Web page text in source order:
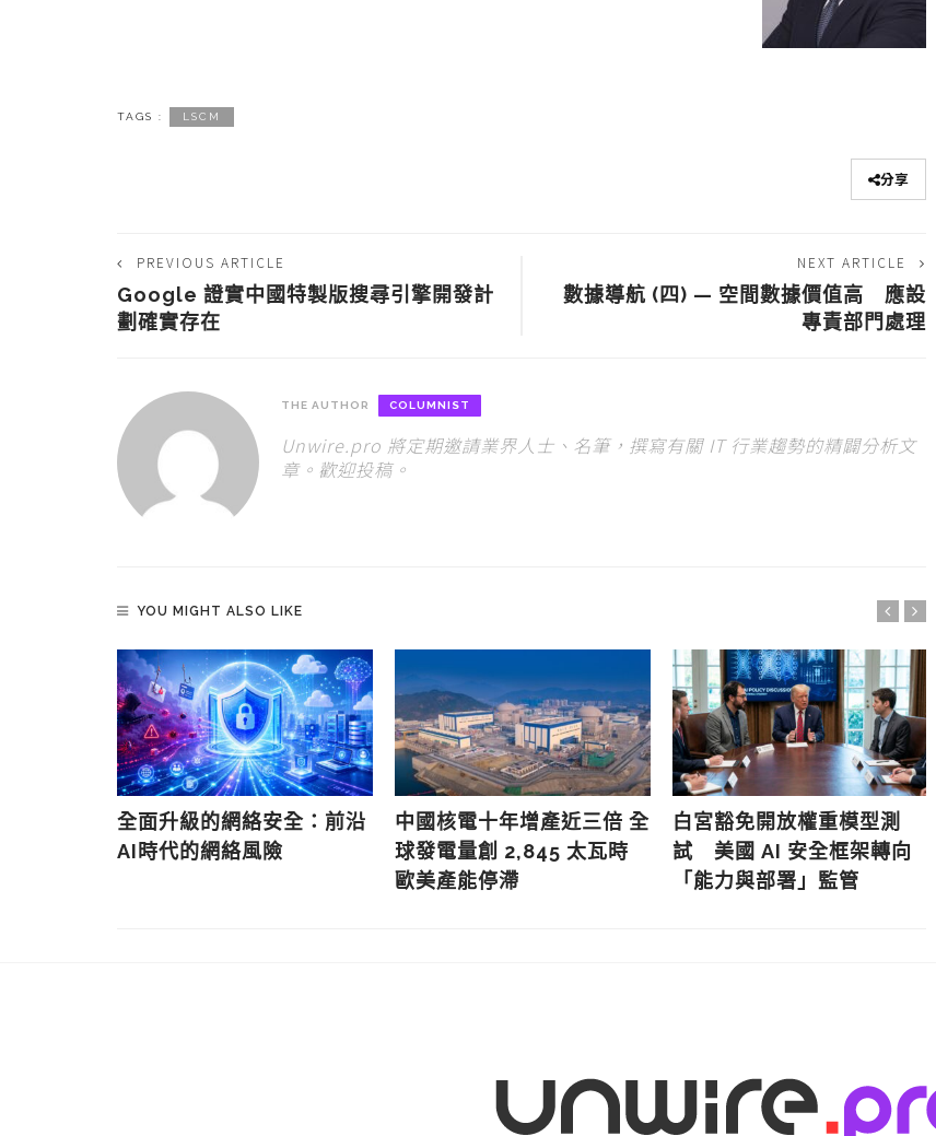
TAGS : LSCM
分享
PREVIOUS ARTICLE
Google 證實中國特製版搜尋引擎開發計
劃確實存在
NEXT ARTICLE
數據導航 (四) — 空間數據價值高 應設
專責部門處理
THE AUTHOR COLUMNIST
Unwire.pro 將定期邀請業界人士、名筆，撰寫有關 IT 行業趨勢的精闢分析文
章。歡迎投稿。
YOU MIGHT ALSO LIKE
全面升級的網絡安全：前沿
AI時代的網絡風險
中國核電十年增產近三倍 全
球發電量創 2,845 太瓦時
歐美產能停滯
白宮豁免開放權重模型測
試 美國 AI 安全框架轉向
「能力與部署」監管